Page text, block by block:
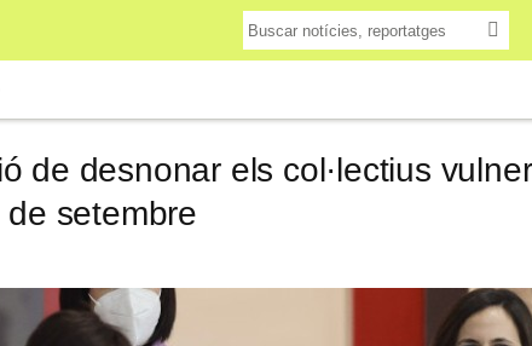
de desnonar els col·lectius
setembre